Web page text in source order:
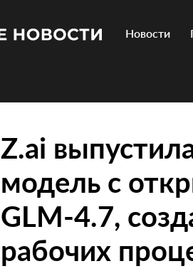
Новости
Z.ai
модель с
GLM-4.7,
рабочих